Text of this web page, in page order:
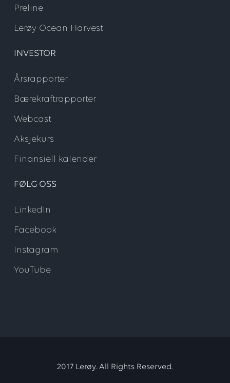
Preline
Lerøy Ocean Harvest
INVESTOR
Årsrapporter
Bærekraftrapporter
Webcast
Aksjekurs
Finansiell kalender
FØLG OSS
LinkedIn
Facebook
Instagram
YouTube
2017 Lerøy. All Rights Reserved.